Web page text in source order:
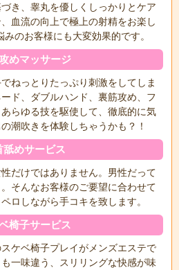
き、睾丸を優しくしっかりとケア
血流の向上で極上の射精をお楽し
のお客様にも大変効果的です。
めマッサージ
ねっとりたっぷり刺激をしてしま
ド、ダブルハンド、裏筋攻め、フ
らゆる技を駆使して、徹底的に気
潮吹きを体験しちゃうかも？！
舐めサービス
だけではありません。男性だって
そんなお客様のご要望に合わせて
ロしながら手コキを致します。
椅子サービス
ケベ椅子プレイがメンズエステで
一味違う、スリリングな快感が味